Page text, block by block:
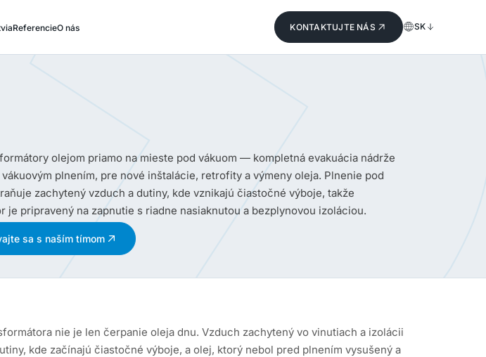
ReferencieO nás KONTAKTUJTE NÁS SK
olejom priamo na mieste pod vákuom — kompletná evakuácia nádrže
vákuovým plnením, pre nové inštalácie, retrofity a výmeny oleja. Plnenie pod
zachytený vzduch a dutiny, kde vznikajú čiastočné výboje, takže
je pripravený na zapnutie s riadne nasiaknutou a bezplynovou izoláciou.
sa s naším tímom
nie je len čerpanie oleja dnu. Vzduch zachytený vo vinutiach a izolácii
kde začínajú čiastočné výboje, a olej, ktorý nebol pred plnením vysušený a